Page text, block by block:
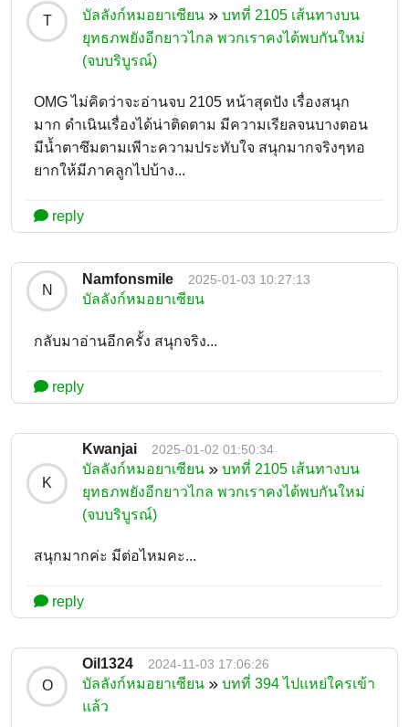
T บัลลังก์หมอยาเซียน
บทที่ 2105 เส้นทางบน
ยุทธภพยังอีกยาวไกล พวกเราคงได้พบกันใหม่
(จบบริบูรณ์)
OMG ไม่คิดว่าจะอ่านจบ 2105 หน้าสุดปัง เรื่องสนุก
มาก ดำเนินเรื่องได้น่าติดตาม มีความเรียลจนบางตอน
มีน้ำตาซึมตามเพีาะความประทับใจ สนุกมากจริงๆทอ
ยากให้มีภาคลูกไปบ้าง...
reply
N
Namfonsmile 2025-01-03 10:27:13
บัลลังก์หมอยาเซียน
กลับมาอ่านอีกครั้ง สนุกจริง...
reply
K
Kwanjai 2025-01-02 01:50:34
บัลลังก์หมอยาเซียน
บทที่ 2105 เส้นทางบน
ยุทธภพยังอีกยาวไกล พวกเราคงได้พบกันใหม่
(จบบริบูรณ์)
สนุกมากค่ะ มีต่อไหมคะ...
reply
O
Oil1324 2024-11-03 17:06:26
บัลลังก์หมอยาเซียน
บทที่ 394 ไปแหย่ใครเข้า
แล้ว